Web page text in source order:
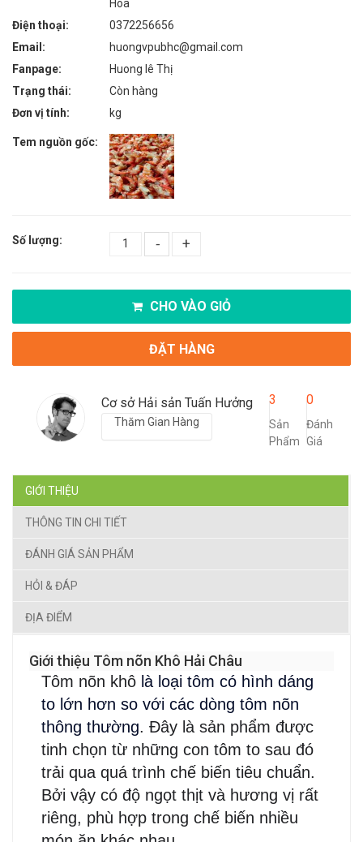
Hóa
Điện thoại:
0372256656
Email:
huongvpubhc@gmail.com
Fanpage:
Huong lê Thị
Trạng thái:
Còn hàng
Đơn vị tính:
kg
Tem nguồn gốc:
Số lượng: - +
CHO VÀO GIỎ
ĐẶT HÀNG
Cơ sở Hải sản Tuấn Hưởng
Thăm Gian Hàng
3
Sản
Phẩm
0
Đánh
Giá
GIỚI THIỆU
THÔNG TIN CHI TIẾT
ĐÁNH GIÁ SẢN PHẨM
HỎI & ĐÁP
ĐỊA ĐIỂM
Giới thiệu Tôm nõn Khô Hải Châu
Tôm nõn khô là loại tôm có hình dáng
to lớn hơn so với các dòng tôm nõn
thông thường. Đây là sản phẩm được
tinh chọn từ những con tôm to sau đó
trải qua quá trình chế biến tiêu chuẩn.
Bởi vậy có độ ngọt thịt và hương vị rất
riêng, phù hợp trong chế biến nhiều